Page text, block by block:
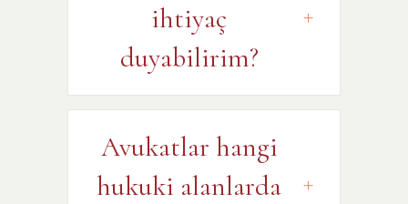
ihtiyaç
duyabilirim?
Avukatlar hangi
hukuki alanlarda